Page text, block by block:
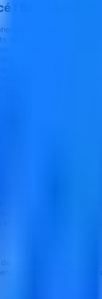
: BOPs sous-
technique et la
de forage en eaux
de contrôle, des
associés au
hydrauliques
clés du BOP
du BOP,
analyser les
en ligne ou sur mesure
marins dans le forage
d'empilement et les
et de sécurité.
pression selon les
de cas concrets.
planifier des
forage offshore
impliqués dans